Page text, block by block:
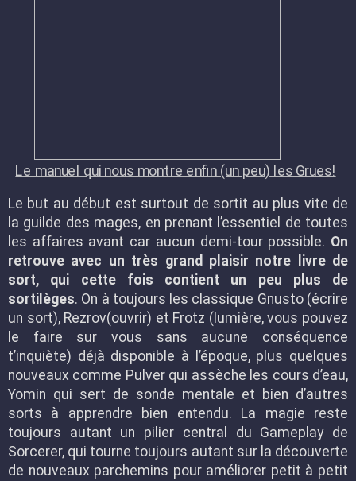
Le manuel qui nous montre enfin (un peu) les Grues!
Le but au début est surtout de sortit au plus vite de
la guilde des mages, en prenant l’essentiel de toutes
les affaires avant car aucun demi-tour possible. On
retrouve avec un très grand plaisir notre livre de
sort, qui cette fois contient un peu plus de
sortilèges. On à toujours les classique Gnusto (écrire
un sort), Rezrov(ouvrir) et Frotz (lumière, vous pouvez
le faire sur vous sans aucune conséquence
t’inquiète) déjà disponible à l’époque, plus quelques
nouveaux comme Pulver qui assèche les cours d’eau,
Yomin qui sert de sonde mentale et bien d’autres
sorts à apprendre bien entendu. La magie reste
toujours autant un pilier central du Gameplay de
Sorcerer, qui tourne toujours autant sur la découverte
de nouveaux parchemins pour améliorer petit à petit